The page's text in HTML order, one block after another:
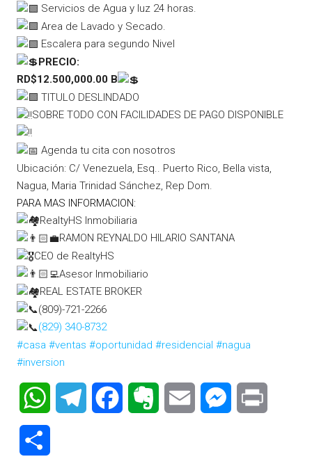
Servicios de Agua y luz 24 horas.
Area de Lavado y Secado.
Escalera para segundo Nivel
PRECIO:
RD$12.500,000.00 B
TITULO DESLINDADO
SOBRE TODO CON FACILIDADES DE PAGO DISPONIBLE
Agenda tu cita con nosotros
Ubicación: C/ Venezuela, Esq.. Puerto Rico, Bella vista,
Nagua, Maria Trinidad Sánchez, Rep Dom.
PARA MAS INFORMACION:
RealtyHS Inmobiliaria
RAMON REYNALDO HILARIO SANTANA
CEO de RealtyHS
Asesor Inmobiliario
REAL ESTATE BROKER
(809)-721-2266
(829) 340-8732
#casa #ventas #oportunidad #residencial #nagua
#inversion
WhatsAppTelegram FacebookEvernote Email Messenger